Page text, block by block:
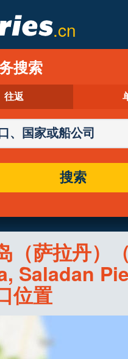
.cn
搜索
往返
搜索
（萨拉丹）
Saladan
位置